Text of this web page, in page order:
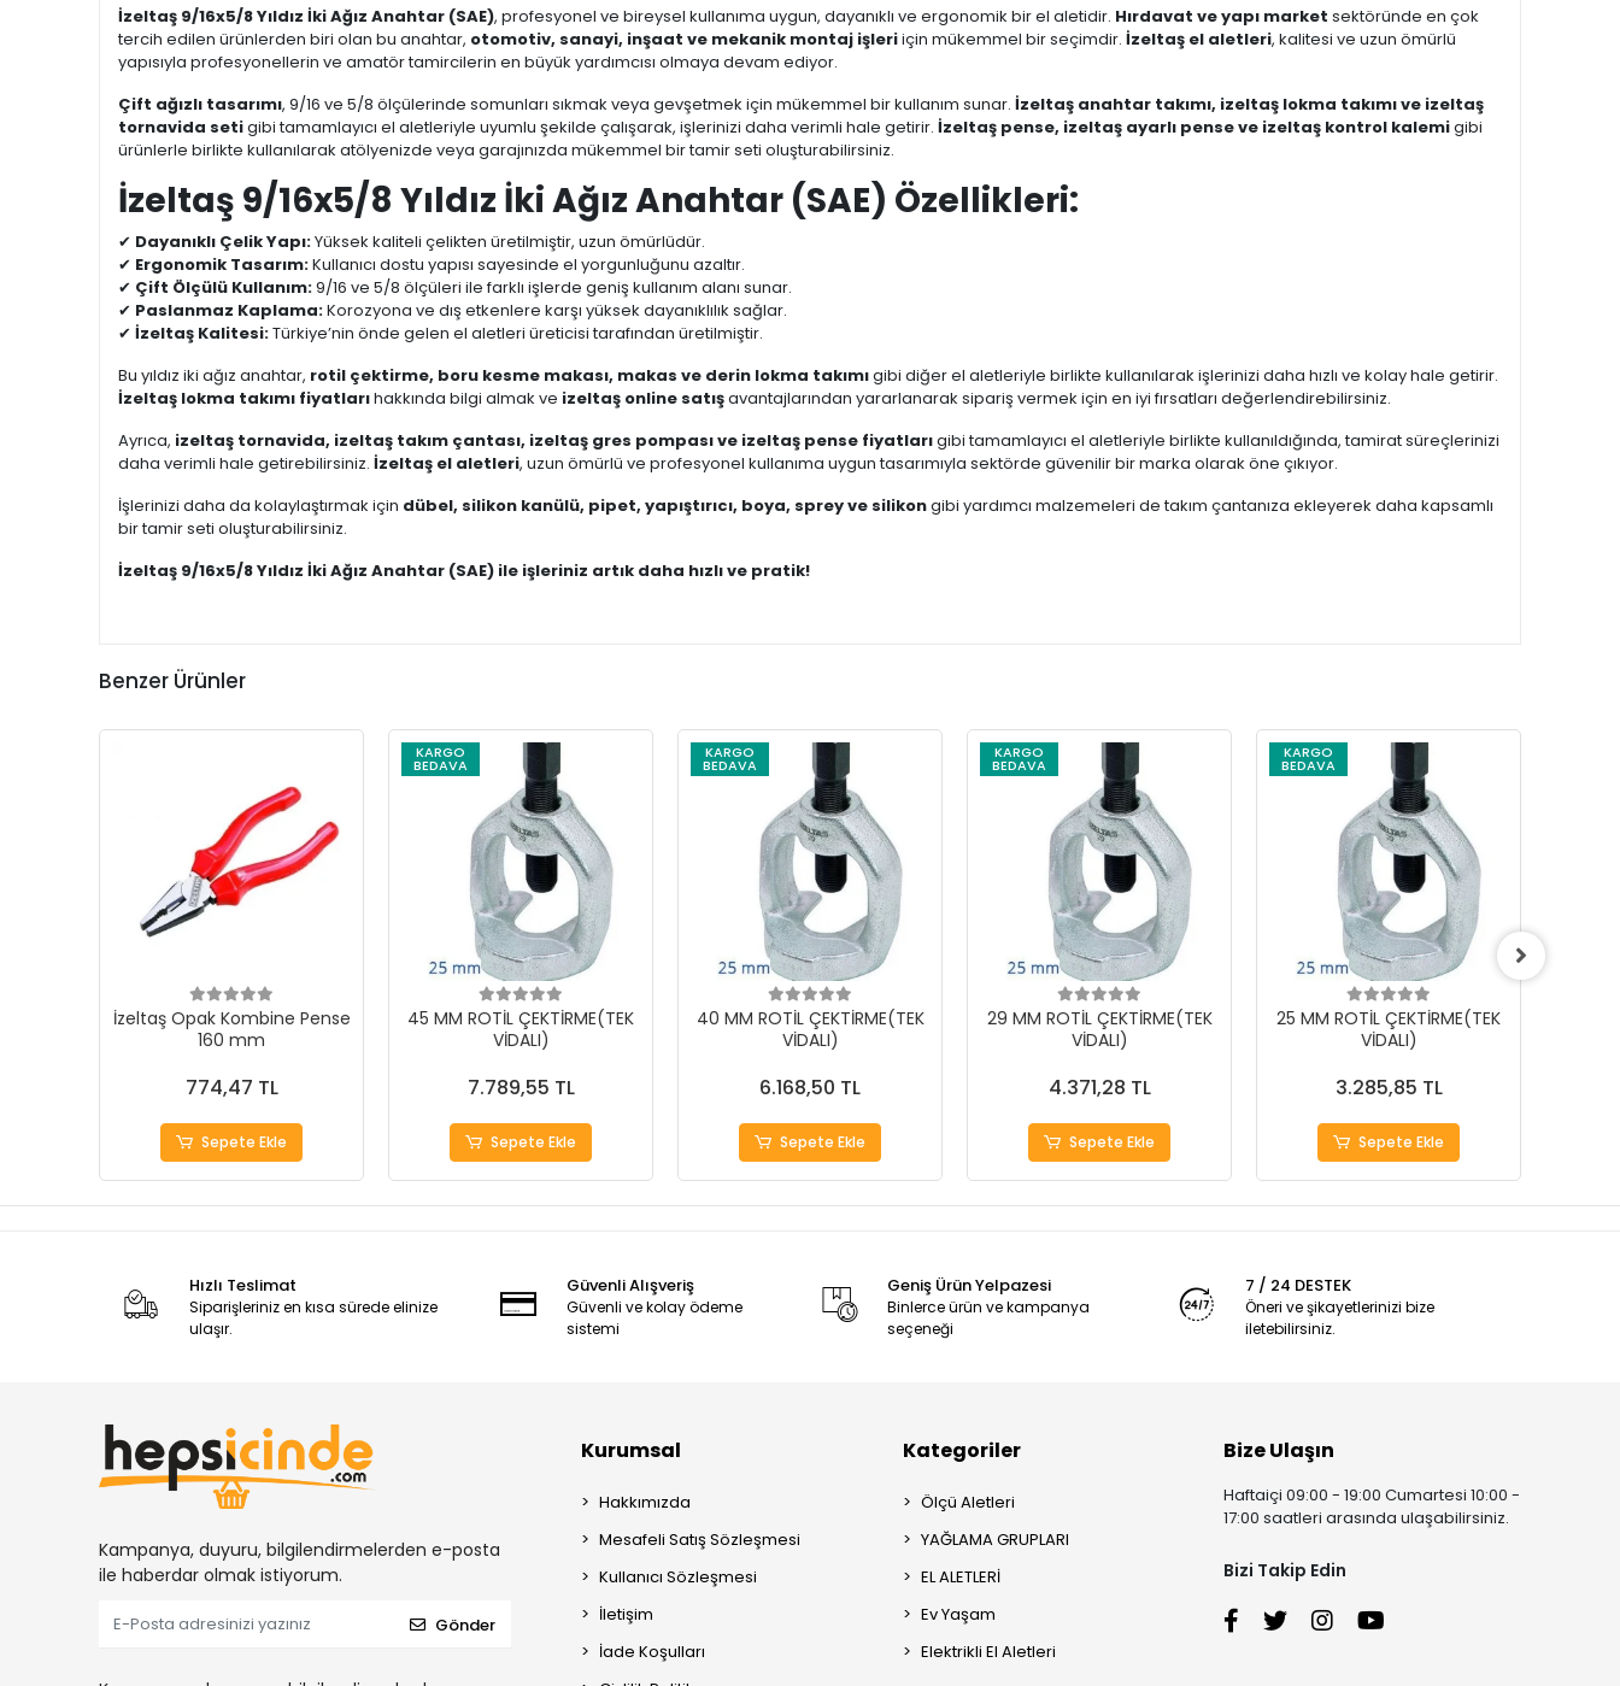
İzeltaş 9/16x5/8 Yıldız İki Ağız Anahtar (SAE), profesyonel ve bireysel kullanıma uygun, dayanıklı ve ergonomik bir el aletidir. Hırdavat ve yapı market sektöründe en çok
tercih edilen ürünlerden biri olan bu anahtar, otomotiv, sanayi, inşaat ve mekanik montaj işleriiçin mükemmel bir seçimdir. İzeltaş el aletleri, kalitesi ve uzun ömürlü
yapısıyla profesyonellerin ve amatör tamircilerin en büyük yardımcısı olmaya devam ediyor.
Çift ağızlı tasarımı, 9/16 ve 5/8 ölçülerinde somunları sıkmak veya gevşetmek için mükemmel bir kullanım sunar. İzeltaş anahtar takımı, izeltaş lokma takımı ve izeltaş
tornavida setigibi tamamlayıcı el aletleriyle uyumlu şekilde çalışarak, işlerinizi daha verimli hale getirir. İzeltaş pense, izeltaş ayarlı pense ve izeltaş kontrol kalemigibi
ürünlerle birlikte kullanılarak atölyenizde veya garajınızda mükemmel bir tamir seti oluşturabilirsiniz.
İzeltaş 9/16x5/8 Yıldız İki Ağız Anahtar (SAE) Özellikleri:
✔ Dayanıklı Çelik Yapı:Yüksek kaliteli çelikten üretilmiştir, uzun ömürlüdür.
✔ Ergonomik Tasarım:Kullanıcı dostu yapısı sayesinde el yorgunluğunu azaltır.
✔ Çift Ölçülü Kullanım:9/16 ve 5/8 ölçüleri ile farklı işlerde geniş kullanım alanı sunar.
✔ Paslanmaz Kaplama:Korozyona ve dış etkenlere karşı yüksek dayanıklılık sağlar.
✔ İzeltaş Kalitesi:Türkiye’nin önde gelen el aletleri üreticisi tarafından üretilmiştir.
Bu yıldız iki ağız anahtar, rotil çektirme, boru kesme makası, makas ve derin lokma takımıgibi diğer el aletleriyle birlikte kullanılarak işlerinizi daha hızlı ve kolay hale getirir.
İzeltaş lokma takımı fiyatlarıhakkında bilgi almak ve izeltaş online satışavantajlarından yararlanarak sipariş vermek için en iyi fırsatları değerlendirebilirsiniz.
Ayrıca, izeltaş tornavida, izeltaş takım çantası, izeltaş gres pompası ve izeltaş pense fiyatlarıgibi tamamlayıcı el aletleriyle birlikte kullanıldığında, tamirat süreçlerinizi
daha verimli hale getirebilirsiniz. İzeltaş el aletleri, uzun ömürlü ve profesyonel kullanıma uygun tasarımıyla sektörde güvenilir bir marka olarak öne çıkıyor.
İşlerinizi daha da kolaylaştırmak için dübel, silikon kanülü, pipet, yapıştırıcı, boya, sprey ve silikongibi yardımcı malzemeleri de takım çantanıza ekleyerek daha kapsamlı
bir tamir seti oluşturabilirsiniz.
İzeltaş 9/16x5/8 Yıldız İki Ağız Anahtar (SAE) ile işleriniz artık daha hızlı ve pratik!
Benzer Ürünler
İzeltaş Opak Kombine Pense
160 mm
774,47 TL
Sepete Ekle
KARGO
BEDAVA
45 MM ROTİL ÇEKTİRME(TEK
VİDALI)
7.789,55 TL
Sepete Ekle
KARGO
BEDAVA
40 MM ROTİL ÇEKTİRME(TEK
VİDALI)
6.168,50 TL
Sepete Ekle
KARGO
BEDAVA
29 MM ROTİL ÇEKTİRME(TEK
VİDALI)
4.371,28 TL
Sepete Ekle
KARGO
BEDAVA
25 MM ROTİL ÇEKTİRME(TEK
VİDALI)
3.285,85 TL
Sepete Ekle
Hızlı Teslimat
Siparişleriniz en kısa sürede elinize
ulaşır.
Güvenli Alışveriş
Güvenli ve kolay ödeme
sistemi
Geniş Ürün Yelpazesi
Binlerce ürün ve kampanya
seçeneği
7 / 24 DESTEK
Öneri ve şikayetlerinizi bize
iletebilirsiniz.
Kampanya, duyuru, bilgilendirmelerden e-posta
ile haberdar olmak istiyorum.
Gönder
Kurumsal
Hakkımızda
Mesafeli Satış Sözleşmesi
Kullanıcı Sözleşmesi
İletişim
İade Koşulları
Kategoriler
Ölçü Aletleri
YAĞLAMA GRUPLARI
EL ALETLERİ
Ev Yaşam
Elektrikli El Aletleri
Bize Ulaşın
Haftaiçi 09:00 - 19:00 Cumartesi 10:00 -
17:00 saatleri arasında ulaşabilirsiniz.
Bizi Takip Edin